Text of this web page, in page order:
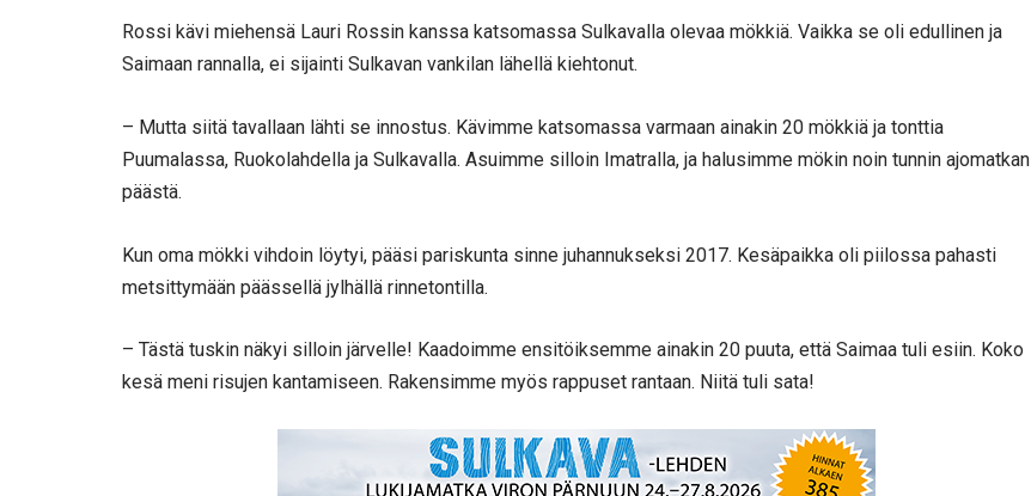
Rossi kävi miehensä Lauri Rossin kanssa katsomassa Sulkavalla olevaa mökkiä. Vaikka se oli edullinen ja
Saimaan rannalla, ei sijainti Sulkavan vankilan lähellä kiehtonut.
– Mutta siitä tavallaan lähti se innostus. Kävimme katsomassa varmaan ainakin 20 mökkiä ja tonttia
Puumalassa, Ruokolahdella ja Sulkavalla. Asuimme silloin Imatralla, ja halusimme mökin noin tunnin ajomatkan
päästä.
Kun oma mökki vihdoin löytyi, pääsi pariskunta sinne juhannukseksi 2017. Kesäpaikka oli piilossa pahasti
metsittymään päässellä jylhällä rinnetontilla.
– Tästä tuskin näkyi silloin järvelle! Kaadoimme ensitöiksemme ainakin 20 puuta, että Saimaa tuli esiin. Koko
kesä meni risujen kantamiseen. Rakensimme myös rappuset rantaan. Niitä tuli sata!